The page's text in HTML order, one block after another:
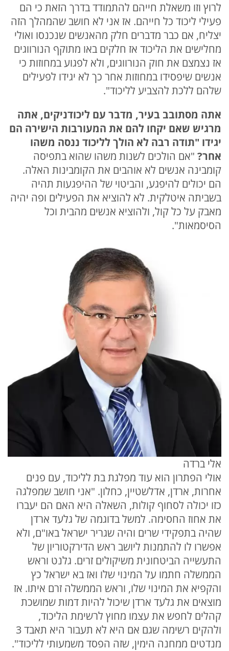
לרוץ וזו משאלת חייהם להתמודד בדרך הזאת כי הם
פעילי ליכוד כל חייהם. אז אני לא חושב שהמהלך הזה
יצליח, אם כבר מדברים חלק מהאנשים שנכנסו ואולי
מחלישים את הליכוד אז חלקים באו מתוקף הנורווגים
אז נצמצם את חוק הנורווגים, ולא לפגוע במחוזות כי
אנשים שיפסידו במחוזות אחר כך לא יגידו לפעילים
שלהם ללכת להצביע לליכוד".
אתה מסתובב בעיר, מדבר עם ליכודניקים, אתה
מרגיש שאם יקחו להם את המעורבות הישירה הם
יגידו "תודה רבה לא הולך לליכוד ננסה משהו
אחר? "אם הולכים לשנות משהו שהוא בתפיסה
קומבינה אנשים לא אוהבים את הקומבינות האלה.
הם יכולים להיפגע, והביטוי של ההיפגעות תהיה
בשביתה איטלקית. לא להוציא את הפעילים ופה יהיה
מאבק על כל קול, ולהוציא אנשים מהבית וכל
הסיסמאות".
אלי ברדה
אולי הפתרון הוא עוד מפלגת בת לליכוד, עם פנים
אחרות, ארדן, אדלשטיין, כחלון. "אני חושב שמפלגה
כזו יכולה לסחוף קולות, השאלה היא האם הם יעברו
את אחוז החסימה. למשל בדוגמה של גלעד ארדן
שהיה בתפקידי שרים והיה שגריר ישראל באו"ם, ולא
אפשרו לו להתמנות ליושב ראש הדירקטוריון של
התעשייה הביטחונית משיקולים זרים. גלנט וראש
הממשלה חתמו על המינוי שלו ואז בא ישראל כץ
והקפיא את המינוי שלו, וראש הממשלה זרם איתו. אז
מוצאים את גלעד ארדן שיכול להיות דמות שמושכת
קהלים לחפש את עצמו מחוץ לרשימת הליכוד,
ולהקים רשימה שגם אם היא לא תעבור היא תאבד 3
מנדטים ממחנה הימין, שזה הפסד משמעותי לליכוד".